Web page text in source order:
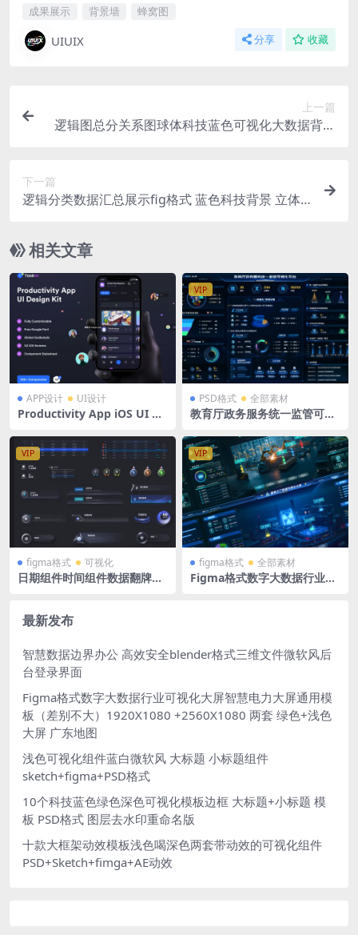
成果展示
背景墙 蜂窝图
UIUIX 分享 收藏
上一篇
逻辑图总分关系图球体科技蓝色可视化大数据背景
下一篇
逻辑分类数据汇总展示fig格式 蓝色科技背景 立体
相关文章
APP设计 UI设计
Productivity App iOS UI Kit
动会议预订app界面 fig+sket
ch格式
VIP
PSD格式 全部素材
教育厅政务服务统一监管可视
VIP
figma格式 可视化
日期组件时间组件数据翻牌器
VIP
figma格式 全部素材
Figma格式数字大数据行业可
最新发布
智慧数据边界办公 高效安全blender格式三维文件微软风后
台登录界面
Figma格式数字大数据行业可视化大屏智慧电力大屏通用模
板（差别不大）1920X1080 +2560X1080 两套 绿色+浅色
大屏 广东地图
浅色可视化组件蓝白微软风 大标题 小标题组件
sketch+figma+PSD格式
10个科技蓝色绿色深色可视化模板边框 大标题+小标题 模
板 PSD格式 图层去水印重命名版
十款大框架动效模板浅色喝深色两套带动效的可视化组件
PSD+Sketch+fimga+AE动效